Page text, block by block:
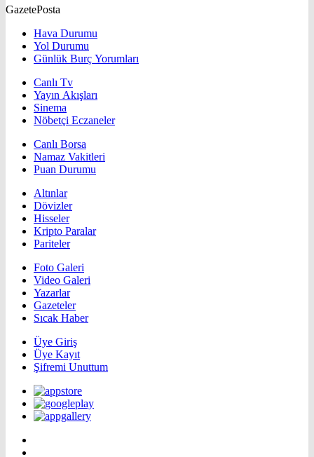
GazetePosta
Hava Durumu
Yol Durumu
Günlük Burç Yorumları
Canlı Tv
Yayın Akışları
Sinema
Nöbetçi Eczaneler
Canlı Borsa
Namaz Vakitleri
Puan Durumu
Altınlar
Dövizler
Hisseler
Kripto Paralar
Pariteler
Foto Galeri
Video Galeri
Yazarlar
Gazeteler
Sıcak Haber
Üye Giriş
Üye Kayıt
Şifremi Unuttum